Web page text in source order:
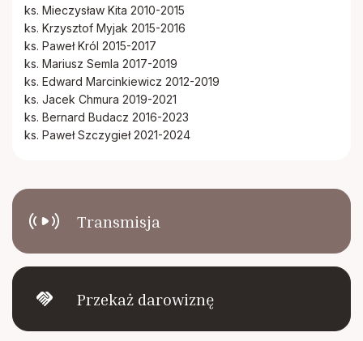
Transmisja
handshake Przekaż darowiznę
ks. Mieczysław Kita 2010-2015
ks. Krzysztof Myjak 2015-2016
ks. Paweł Król 2015-2017
ks. Mariusz Semla 2017-2019
ks. Edward Marcinkiewicz 2012-2019
ks. Jacek Chmura 2019-2021
ks. Bernard Budacz 2016-2023
ks. Paweł Szczygieł 2021-2024